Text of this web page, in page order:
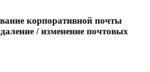
корпоративной почты
/ изменение почтовых